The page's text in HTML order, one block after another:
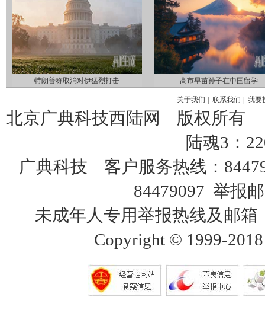
特朗普称取消对伊猛烈打击 高市早苗孙子在中国留学
关于我们 联系我们 我要
北京广典科技西陆网 版权所有
陆魂3：
广典科技 客户服务热线：
84479097 举报
未成年人专用举报热线及邮
Copyright © 1999-